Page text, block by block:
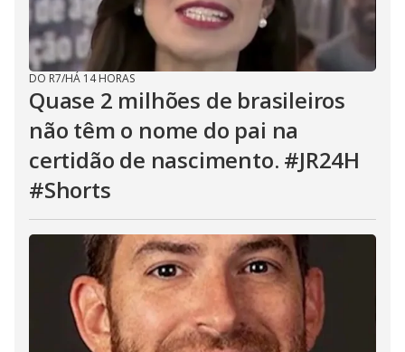
DO R7/HÁ 14 HORAS
Quase 2 milhões de brasileiros
não têm o nome do pai na
certidão de nascimento. #JR24H
#Shorts